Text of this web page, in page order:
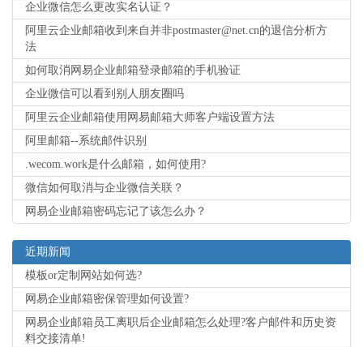
企业微信怎么更改实名认证？
阿里云企业邮箱收到来自并非postmaster@net.cn的退信分析方
法
如何取消网易企业邮箱登录邮箱的手机验证
企业微信可以看到别人朋友圈吗
阿里云企业邮箱使用网易邮箱大师客户端设置方法
阿里邮箱--系统邮件识别
.wecom.work是什么邮箱，如何使用?
微信如何取消与企业微信关联？
网易企业邮箱密码忘记了该怎么办？
近期新闻
模板or定制网站如何选?
网易企业邮箱密保管理如何设置?
网易企业邮箱员工离职后企业邮箱怎么处理?客户邮件和历史资
料交接清单!